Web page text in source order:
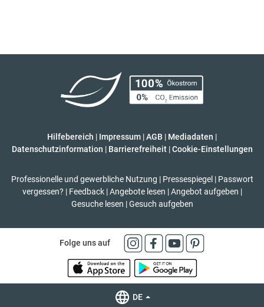
Hilfebereich | Impressum |AGB | Mediadaten |
Datenschutzinformation | Barrierefreiheit | Cookie-Einstellungen
Professionelle und gewerbliche Nutzung | Pressespiegel | Passwort
vergessen? | Feedback | Angebote lesen | Angebot aufgeben |
Gesuche lesen | Gesuch aufgeben
Folge uns auf
DE